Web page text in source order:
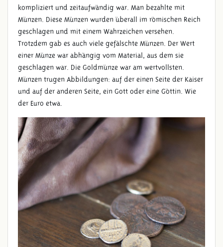
RÖMISCHE MÜNZEN
kompliziert und zeitaufwändig war. Man bezahlte mit
Münzen. Diese Münzen wurden überall im römischen Reich
geschlagen und mit einem Wahrzeichen versehen.
Trotzdem gab es auch viele gefälschte Münzen. Der Wert
einer Münze war abhängig vom Material, aus dem sie
geschlagen war. Die Goldmünze war am wertvollsten.
Münzen trugen Abbildungen: auf der einen Seite der Kaiser
und auf der anderen Seite, ein Gott oder eine Göttin. Wie
der Euro etwa.